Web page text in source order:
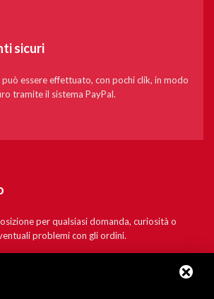
sicuri
essere effettuato, con pochi clik, in modo
tramite il sistema PayPal.
per qualsiasi domanda, curiosità o
problemi con gli ordini.